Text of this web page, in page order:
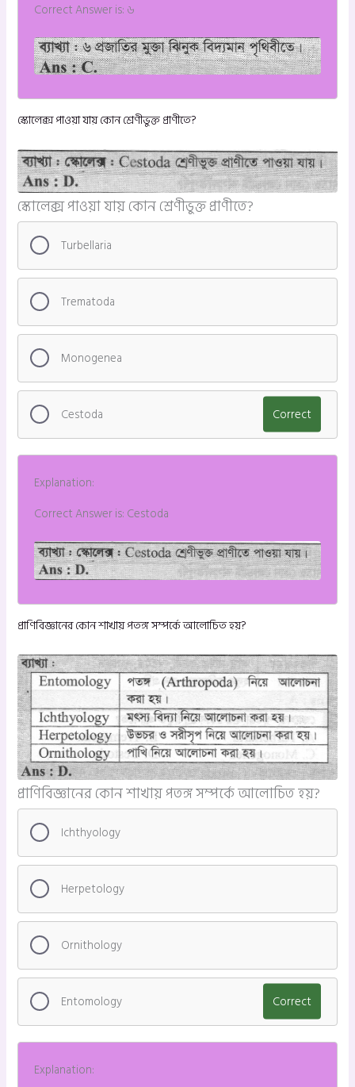
Correct Answer is: ৬
স্কোলেক্স পাওয়া যায় কোন শ্রেণীভুক্ত প্রাণীতে?
স্কোলেক্স পাওয়া যায় কোন শ্রেণীভুক্ত প্রাণীতে?
Turbellaria
Trematoda
Monogenea
Cestoda Correct
Explanation:
Correct Answer is: Cestoda
প্রাণিবিজ্ঞানের কোন শাখায় পতঙ্গ সম্পর্কে আলোচিত হয়?
প্রাণিবিজ্ঞানের কোন শাখায় পতঙ্গ সম্পর্কে আলোচিত হয়?
Ichthyology
Herpetology
Ornithology
Entomology Correct
Explanation: